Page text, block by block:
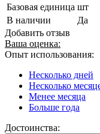
Базовая единица шт
В наличии
Да
Добавить отзыв
Ваша оценка:
Опыт использования:
Несколько дней
Несколько
Менее месяца
Больше года
Достоинства: